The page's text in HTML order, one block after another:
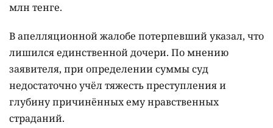
млн тенге.
В апелляционной жалобе потерпевший указал, что
лишился единственной дочери. По мнению
заявителя, при определении суммы суд
недостаточно учёл тяжесть преступления и
глубину причинённых ему нравственных
страданий.